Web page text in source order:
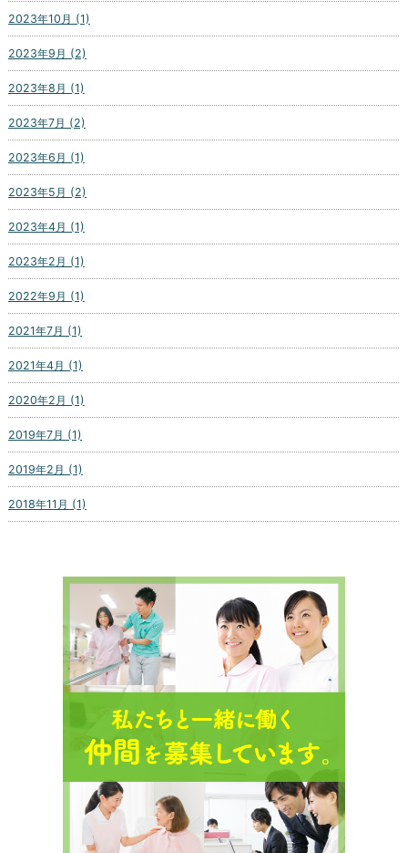
2023年10月 (1)
2023年9月 (2)
2023年8月 (1)
2023年7月 (2)
2023年6月 (1)
2023年5月 (2)
2023年4月 (1)
2023年2月 (1)
2022年9月 (1)
2021年7月 (1)
2021年4月 (1)
2020年2月 (1)
2019年7月 (1)
2019年2月 (1)
2018年11月 (1)